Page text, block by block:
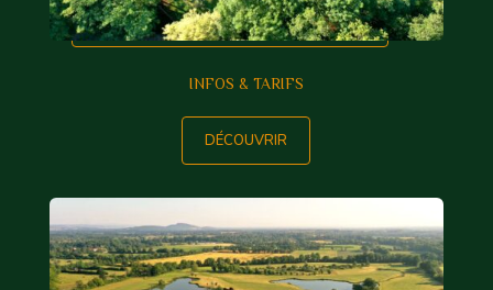
CLIQUEZ ICI POUR VOIR LES RÉSULTATS
INFOS & TARIFS
DÉCOUVRIR